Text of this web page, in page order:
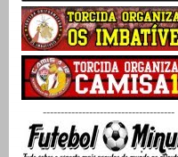
-------------------------------------